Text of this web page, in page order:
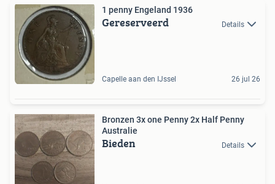
1 penny Engeland 1936
Gereserveerd Details
Capelle aan den IJssel 26 jul 26
Bronzen 3x one Penny 2x Half Penny
Australie
Bieden Details